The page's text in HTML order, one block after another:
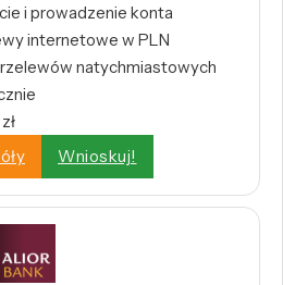
i prowadzenie konta
internetowe w PLN
natychmiastowych
Wnioskuj!